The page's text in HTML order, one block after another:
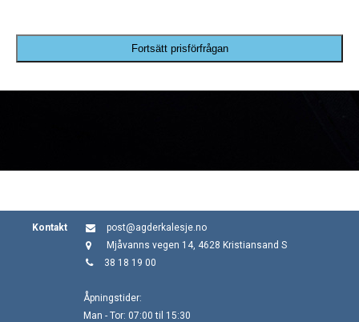
Fortsätt prisförfrågan
Kontakt
post@agderkalesje.no
Mjåvanns vegen 14, 4628 Kristiansand S
38 18 19 00
Åpningstider:
Man - Tor: 07:00 til 15:30